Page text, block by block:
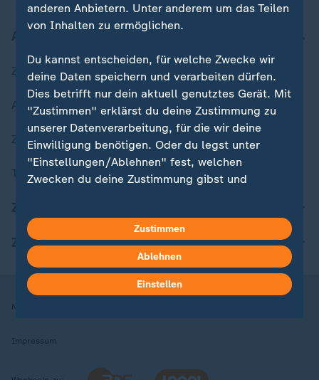
Zuletzt veröffentlicht
Aktuelle Sendungs-Videos
ZDFheute Stories
Themen im Überblick
ZDFheute Apps
Nutzungsbedingungen
Impressum
anderen Anbietern. Unter anderem um das Teilen
von Inhalten zu ermöglichen.
Du kannst entscheiden, für welche Zwecke wir
deine Daten speichern und verarbeiten dürfen.
Dies betrifft nur dein aktuell genutztes Gerät. Mit
"Zustimmen" erklärst du deine Zustimmung zu
unserer Datenverarbeitung, für die wir deine
Einwilligung benötigen. Oder du legst unter
"Einstellungen/Ablehnen" fest, welchen
Zwecken du deine Zustimmung gibst und
in deinen Einstellungen widerrufen oder ändern.
Hier findest du das Impressum.
Weitere Informationen findest du in unserer
Datenschutzerklärung.
Zustimmen
Ablehnen
Einstellen